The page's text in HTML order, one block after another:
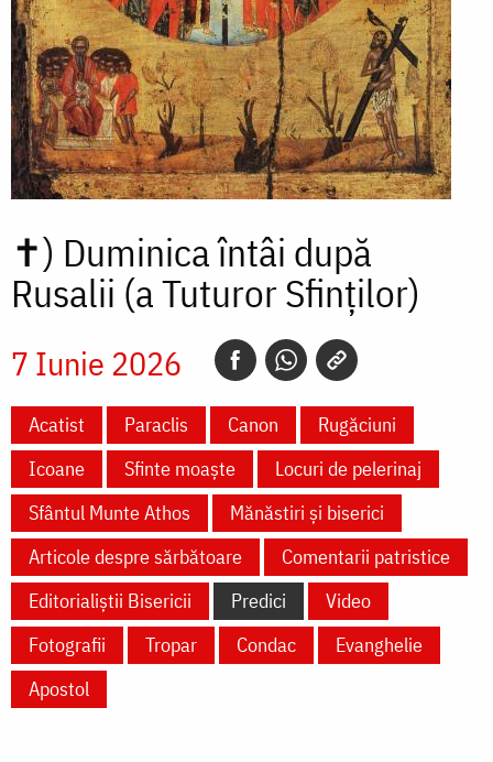
✝) Duminica întâi după
Rusalii (a Tuturor Sfinților)
7 Iunie 2026
Acatist Paraclis Canon
Rugăciuni
Icoane
Sfinte moaște
Locuri de pelerinaj
Sfântul Munte Athos
Mănăstiri și biserici
Articole despre sărbătoare
Comentarii patristice
Editorialiștii Bisericii
Predici
Video
Fotografii
Tropar Condac
Evanghelie
Apostol